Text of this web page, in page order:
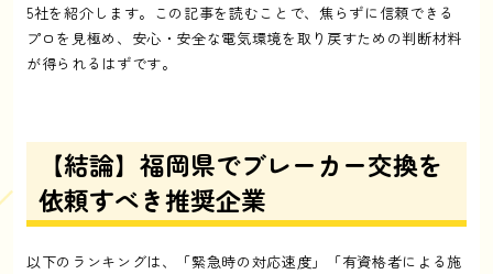
5社を紹介します。この記事を読むことで、焦らずに信頼できる
プロを見極め、安心・安全な電気環境を取り戻すための判断材料
が得られるはずです。
【結論】福岡県でブレーカー交換を
依頼すべき推奨企業
以下のランキングは、「緊急時の対応速度」「有資格者による施